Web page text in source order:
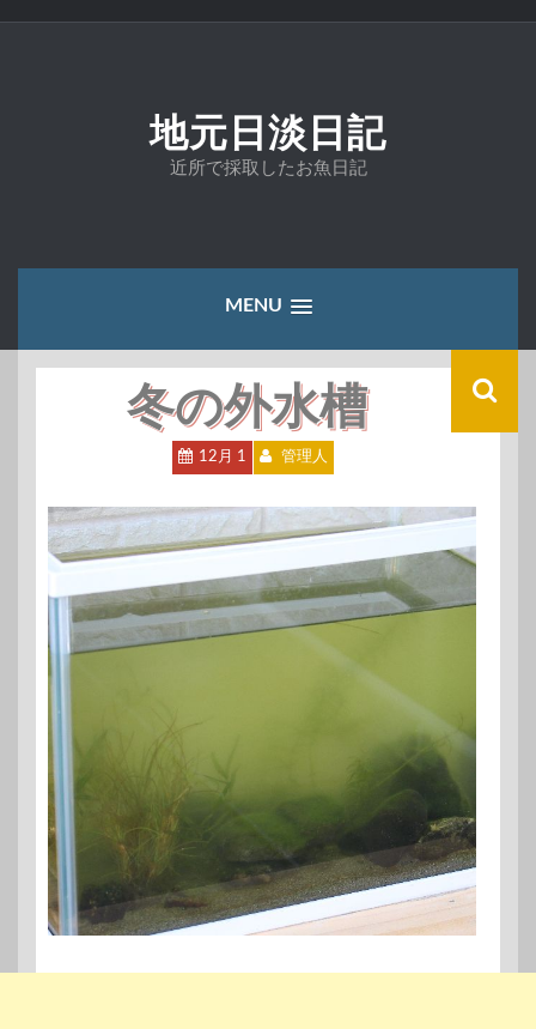
地元日淡日記
近所で採取したお魚日記
MENU
冬の外水槽
12月 1 管理人